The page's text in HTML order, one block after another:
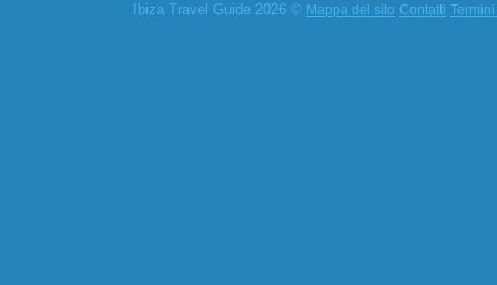
Ibiza Travel Guide 2026 © Mappa del sito Contatti